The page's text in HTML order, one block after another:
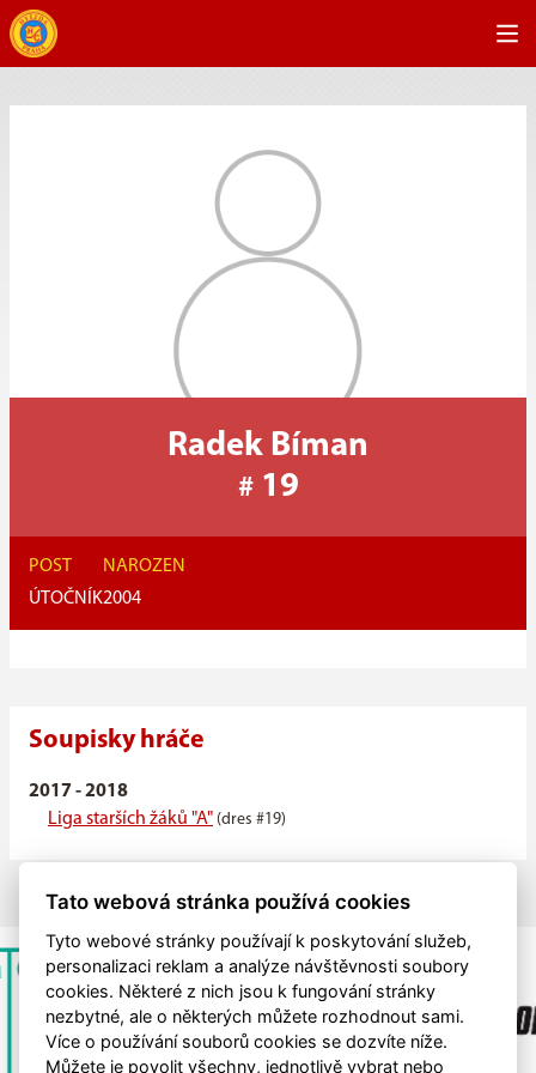
Radek Bíman
# 19
POST
ÚTOČNÍK
NAROZEN
2004
Soupisky hráče
2017 - 2018
Liga starších žáků "A" (dres #19)
Tato webová stránka používá cookies
Tyto webové stránky používají k poskytování služeb,
personalizaci reklam a analýze návštěvnosti soubory
cookies. Některé z nich jsou k fungování stránky
nezbytné, ale o některých můžete rozhodnout sami.
Více o používání souborů cookies se dozvíte níže.
Můžete je povolit všechny, jednotlivě vybrat nebo